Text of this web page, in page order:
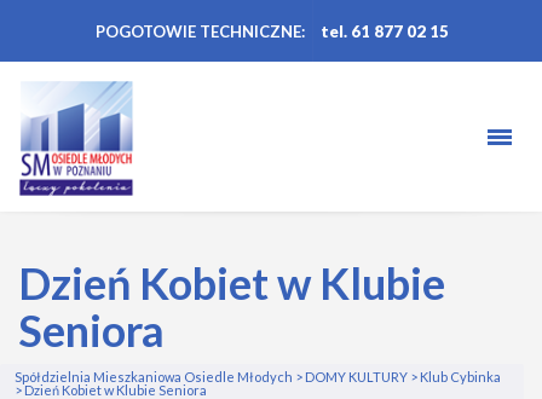
POGOTOWIE TECHNICZNE: tel. 61 877 02 15
Dzień Kobiet w Klubie
Seniora
Spółdzielnia Mieszkaniowa Osiedle Młodych > DOMY KULTURY > Klub Cybinka
>Dzień Kobiet w Klubie Seniora